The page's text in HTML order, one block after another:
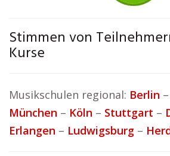
Stimmen von
Kurse
Musikschulen regional: Berlin –
München – Köln – Stuttgart –
Erlangen – Ludwigsburg –